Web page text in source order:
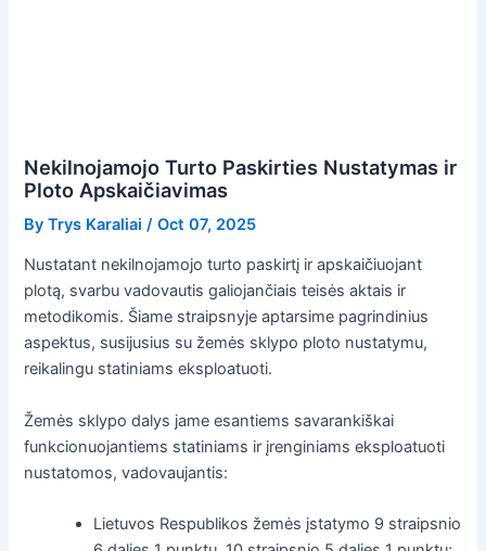
Nekilnojamojo Turto Paskirties Nustatymas ir
Ploto Apskaičiavimas
ByTrys Karaliai /Oct 07, 2025
Nustatant nekilnojamojo turto paskirtį ir apskaičiuojant
plotą, svarbu vadovautis galiojančiais teisės aktais ir
metodikomis. Šiame straipsnyje aptarsime pagrindinius
aspektus, susijusius su žemės sklypo ploto nustatymu,
reikalingu statiniams eksploatuoti.
Žemės sklypo dalys jame esantiems savarankiškai
funkcionuojantiems statiniams ir įrenginiams eksploatuoti
nustatomos, vadovaujantis:
Lietuvos Respublikos žemės įstatymo 9 straipsnio